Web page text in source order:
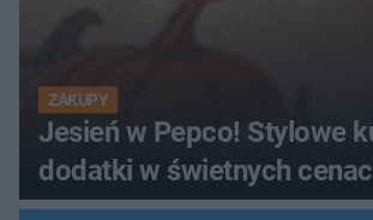
ZAKUPY
Jesień w Pepco! Stylowe
dodatki w świetnych